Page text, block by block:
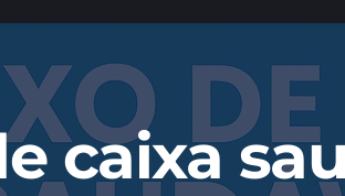
caixa